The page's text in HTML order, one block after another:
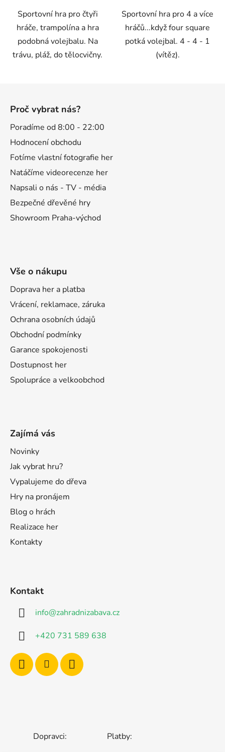
hvězdiček.
Sportovní hra pro čtyři
hráče, trampolína a hra
podobná volejbalu. Na
trávu, pláž, do tělocvičny.
Sportovní hra pro 4 a více
hráčů...když four square
potká volejbal. 4 - 4 - 1
(vítěz).
Proč vybrat nás?
Poradíme od 8:00 - 22:00
Hodnocení obchodu
Fotíme vlastní fotografie her
Natáčíme videorecenze her
Napsali o nás - TV - média
Bezpečné dřevěné hry
Showroom Praha-východ
Vše o nákupu
Doprava her a platba
Vrácení, reklamace, záruka
Ochrana osobních údajů
Obchodní podmínky
Garance spokojenosti
Dostupnost her
Spolupráce a velkoobchod
Zajímá vás
Novinky
Jak vybrat hru?
Vypalujeme do dřeva
Hry na pronájem
Blog o hrách
Realizace her
Kontakty
Kontakt
info@zahradnizabava.cz
+420 731 589 638
Dopravci: Platby: